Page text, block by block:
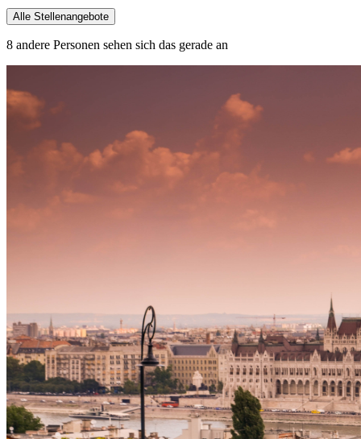
Alle Stellenangebote
8 andere Personen sehen sich das gerade an